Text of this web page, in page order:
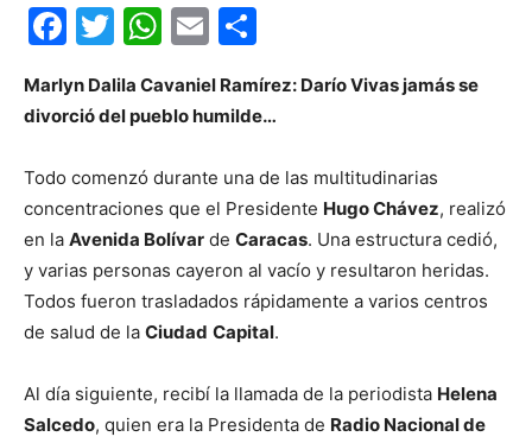
F
c
e
b
o
o
k
T
itt
er
W
at
A
p
p
E
ai m
p
ar
tir
Marlyn Dalila Cavaniel Ramírez: Darío Vivas jamás se
divorció del pueblo humilde…
Todo comenzó durante una de las multitudinarias
concentraciones que el Presidente Hugo Chávez, realizó
en la Avenida Bolívar de Caracas. Una estructura cedió,
y varias personas cayeron al vacío y resultaron heridas.
Todos fueron trasladados rápidamente a varios centros
de salud de la Ciudad Capital.
Al día siguiente, recibí la llamada de la periodista Helena
Salcedo, quien era la Presidenta de Radio Nacional de